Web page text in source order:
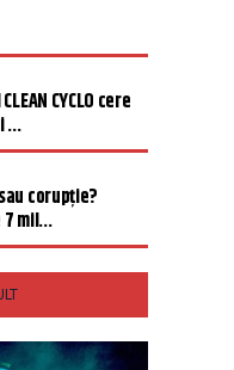
CYCLO cere
...
corupție?
7 mil...